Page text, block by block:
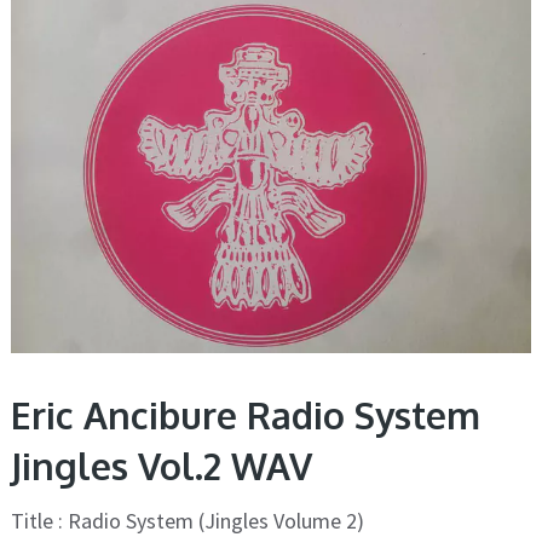
Eric Ancibure Radio System
Jingles Vol.2 WAV
Title : Radio System (Jingles Volume 2)